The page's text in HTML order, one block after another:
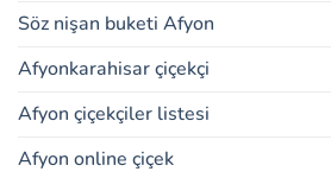
Söz nişan buketi Afyon
Afyonkarahisar çiçekçi
Afyon çiçekçiler listesi
Afyon online çiçek